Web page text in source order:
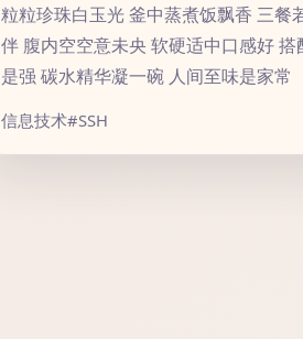
粒粒珍珠白玉光 釜中蒸煮饭飘香 三餐
伴 腹内空空意未央 软硬适中口感好 搭
是强 碳水精华凝一碗 人间至味是家常
信息技术#SSH